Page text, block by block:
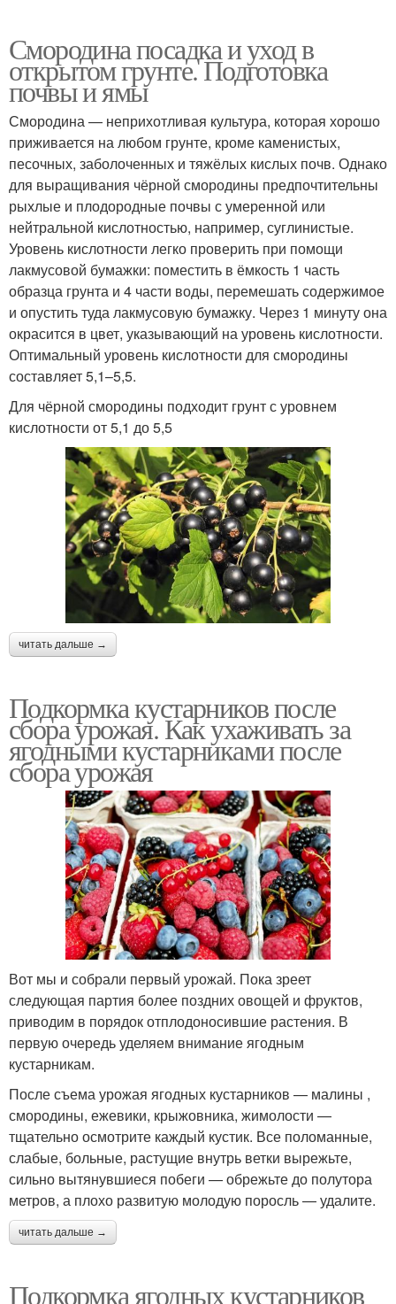
Смородина посадка и уход в
открытом грунте. Подготовка
почвы и ямы
Смородина — неприхотливая культура, которая хорошо
приживается на любом грунте, кроме каменистых,
песочных, заболоченных и тяжёлых кислых почв. Однако
для выращивания чёрной смородины предпочтительны
рыхлые и плодородные почвы с умеренной или
нейтральной кислотностью, например, суглинистые.
Уровень кислотности легко проверить при помощи
лакмусовой бумажки: поместить в ёмкость 1 часть
образца грунта и 4 части воды, перемешать содержимое
и опустить туда лакмусовую бумажку. Через 1 минуту она
окрасится в цвет, указывающий на уровень кислотности.
Оптимальный уровень кислотности для смородины
составляет 5,1–5,5.
Для чёрной смородины подходит грунт с уровнем
кислотности от 5,1 до 5,5
читать дальше →
Подкормка кустарников после
сбора урожая. Как ухаживать за
ягодными кустарниками после
сбора урожая
Вот мы и собрали первый урожай. Пока зреет
следующая партия более поздних овощей и фруктов,
приводим в порядок отплодоносившие растения. В
первую очередь уделяем внимание ягодным
кустарникам.
После съема урожая ягодных кустарников — малины ,
смородины, ежевики, крыжовника, жимолости —
тщательно осмотрите каждый кустик. Все поломанные,
слабые, больные, растущие внутрь ветки вырежьте,
сильно вытянувшиеся побеги — обрежьте до полутора
метров, а плохо развитую молодую поросль — удалите.
читать дальше →
Подкормка ягодных кустарников